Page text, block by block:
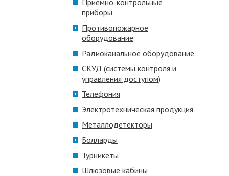
Приемно-контрольные
приборы
Противопожарное
оборудование
Радиоканальное оборудование
СКУД (системы контроля и
управления доступом)
Телефония
Электротехническая продукция
Металлодетекторы
Болларды
Турникеты
Шлюзовые кабины